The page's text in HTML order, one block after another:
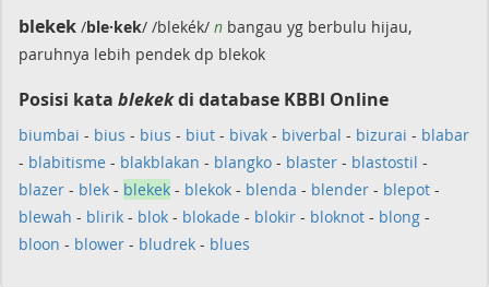
blekek /ble·kek/ /blekék/ n bangau yg berbulu hijau,
paruhnya lebih pendek dp blekok
Posisi kata blekekdi database KBBI Online
biumbai - bius - bius - biut - bivak - biverbal - bizurai - blabar
- blabitisme - blakblakan - blangko - blaster - blastostil -
blazer - blek - blekek - blekok - blenda - blender - blepot -
blewah - blirik - blok - blokade - blokir - bloknot - blong -
bloon - blower - bludrek - blues